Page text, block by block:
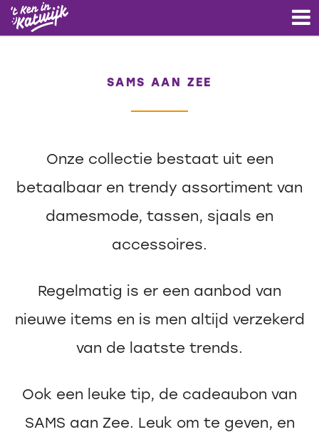
SAMS AAN ZEE
Onze collectie bestaat uit een
betaalbaar en trendy assortiment van
damesmode, tassen, sjaals en
accessoires.
Regelmatig is er een aanbod van
nieuwe items en is men altijd verzekerd
van de laatste trends.
Ook een leuke tip, de cadeaubon van
SAMS aan Zee. Leuk om te geven, en